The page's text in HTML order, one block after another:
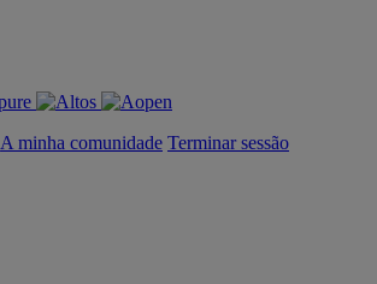
A minha comunidade Terminar sessão